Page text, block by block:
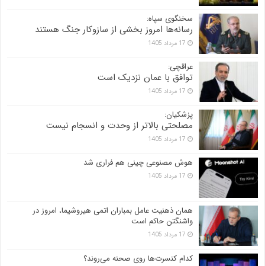
سخنگوی سپاه:
رسانه‌ها امروز بخشی از سازوکار جنگ هستند
17 مرداد 1405
عراقچی:
توافق با عمان نزدیک است
17 مرداد 1405
پزشکیان:
مصلحتی بالاتر از وحدت و انسجام نیست
17 مرداد 1405
هوش مصنوعی چینی هم فراری شد
17 مرداد 1405
همان ذهنیت عامل بمباران اتمی هیروشیما، امروز در
واشنگتن حاکم است
17 مرداد 1405
کدام کنسرت‌ها روی صحنه می‌روند؟